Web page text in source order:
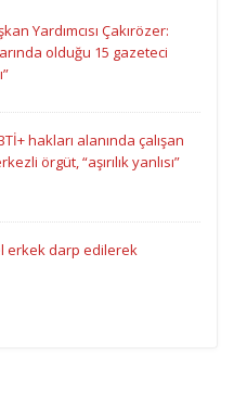
Yardımcısı Çakırözer:
olduğu 15 gazeteci
hakları alanında çalışan
örgüt, “aşırılık yanlısı”
erkek darp edilerek